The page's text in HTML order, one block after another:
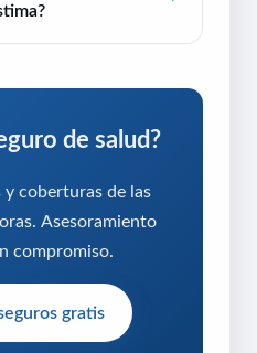
de salud?
coberturas de las
Asesoramiento
compromiso.
gratis